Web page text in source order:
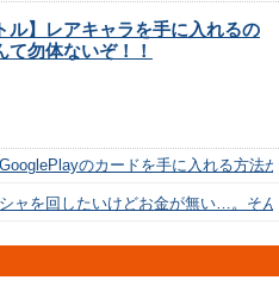
ル】レアキャラを手に入れるの
て勿体ないぞ！！
のカードを手に入れる方法
ャを回したいけどお金が無い…。そ